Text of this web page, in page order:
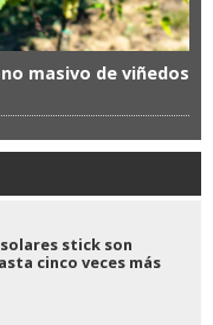
masivo de viñedos
stick son
cinco veces más